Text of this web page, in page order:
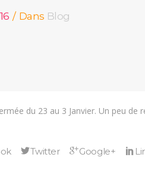
Dans Blog
du 23 au 3 Janvier. Un peu de